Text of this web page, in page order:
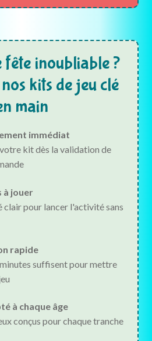
fête inoubliable ?
kits de jeu clé
main
immédiat
kit dès la validation de
à jouer
clair pour lancer l'activité sans
rapide
suffisent pour mettre
à chaque âge
conçus pour chaque tranche